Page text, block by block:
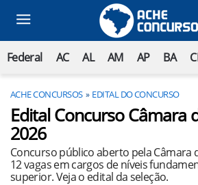
Federal AC AL AM AP BA
ACHE CONCURSOS EDITAL DO CONCURSO
Edital Concurso Câmara
2026
Concurso público aberto pela Câmara
12 vagas em cargos de níveis
superior. Veja o edital da seleção.